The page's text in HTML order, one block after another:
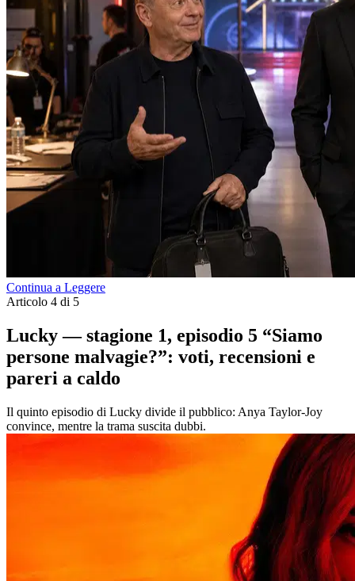
Continua a Leggere
Articolo 4 di 5
Lucky — stagione 1, episodio 5 “Siamo
persone malvagie?”: voti, recensioni e
pareri a caldo
Il quinto episodio di Lucky divide il pubblico: Anya Taylor-Joy
convince, mentre la trama suscita dubbi.